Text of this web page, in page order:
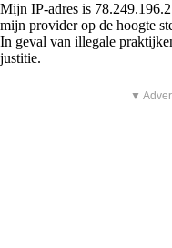
Mijn IP-adres is
mijn provider op de hoogte
In geval van illegale
justitie.
▼